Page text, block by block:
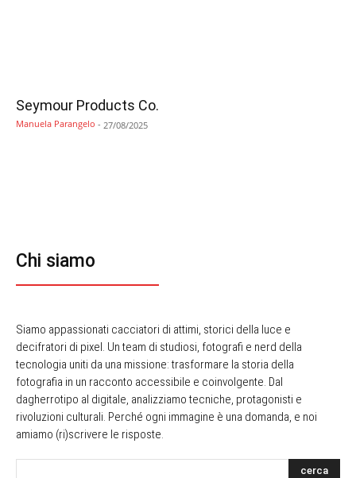
Seymour Products Co.
Manuela Parangelo - 27/08/2025
Chi siamo
Siamo appassionati cacciatori di attimi, storici della luce e
decifratori di pixel. Un team di studiosi, fotografi e nerd della
tecnologia uniti da una missione: trasformare la storia della
fotografia in un racconto accessibile e coinvolgente. Dal
dagherrotipo al digitale, analizziamo tecniche, protagonisti e
rivoluzioni culturali. Perché ogni immagine è una domanda, e noi
amiamo (ri)scrivere le risposte.
cerca